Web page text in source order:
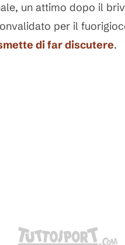
un attimo dopo il
per il
di far discutere.